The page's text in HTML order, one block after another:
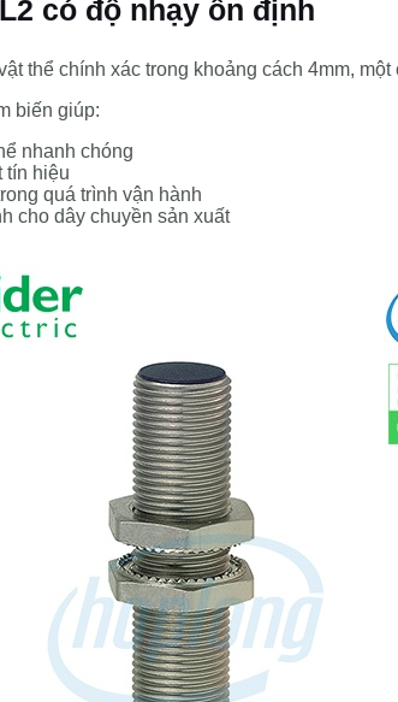
có độ nhạy ổn định
thể chính xác trong khoảng cách 4mm, một
biến giúp:
nhanh chóng
tín hiệu
quá trình vận hành
cho dây chuyền sản xuất